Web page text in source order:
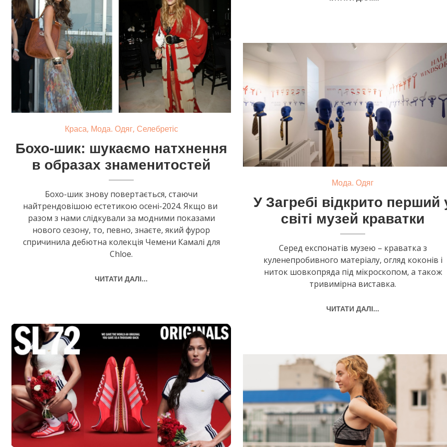
Краса, Мода. Одяг, Селебретіс
Бохо-шик: шукаємо натхнення
в образах знаменитостей
Бохо-шик знову повертається, стаючи
найтрендовішою естетикою осені-2024. Якщо ви
разом з нами слідкували за модними показами
нового сезону, то, певно, знаєте, який фурор
спричинила дебютна колекція Чемени Камалі для
Chloe.
ЧИТАТИ ДАЛІ...
Мода. Одяг
У Загребі відкрито перший
світі музей краватки
Серед експонатів музею – краватка з
куленепробивного матеріалу, огляд коконів і
ниток шовкопряда під мікроскопом, а також
тривимірна виставка.
ЧИТАТИ ДАЛІ...